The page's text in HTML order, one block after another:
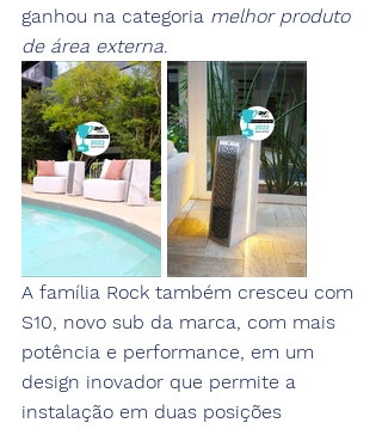
ganhou na categoria melhor produto
de área externa.
A família Rock também cresceu com
S10, novo sub da marca, com mais
potência e performance, em um
design inovador que permite a
instalação em duas posições